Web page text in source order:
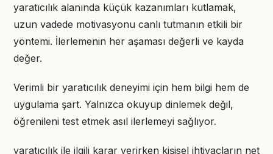
yaratıcılık alanında küçük kazanımları kutlamak,
uzun vadede motivasyonu canlı tutmanın etkili bir
yöntemi. İlerlemenin her aşaması değerli ve kayda
değer.
Verimli bir yaratıcılık deneyimi için hem bilgi hem de
uygulama şart. Yalnızca okuyup dinlemek değil,
öğrenileni test etmek asıl ilerlemeyi sağlıyor.
yaratıcılık ile ilgili karar verirken kişisel ihtiyaçların net